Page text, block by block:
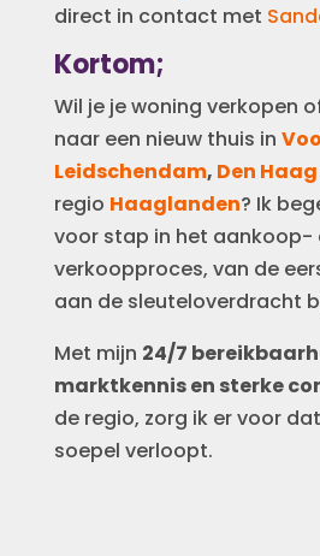
direct in contact met
Kortom;
Wil je je woning verkopen
naar een nieuw thuis in
Leidschendam, Den Haag
regio Haaglanden? Ik
voor stap in het aankoop-
verkoopproces, van de
aan de sleuteloverdracht
Met mijn 24/7
marktkennis en sterke
de regio, zorg ik er voor
soepel verloopt.